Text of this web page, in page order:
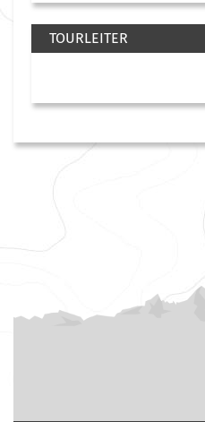
TOURLEITER